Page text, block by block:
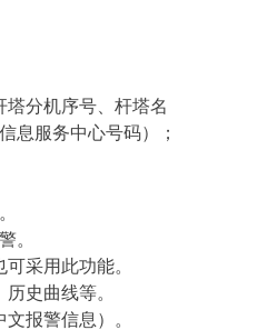
分机序号、杆塔名
息服务中心号码）；
。
采用此功能。
史曲线等。
报警信息）。